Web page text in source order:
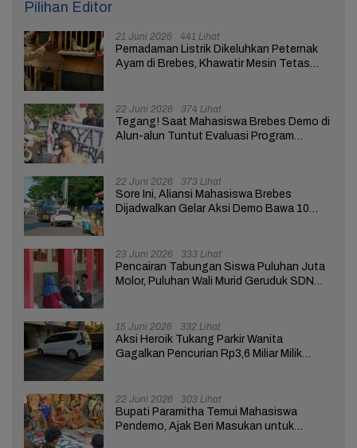
Pilihan Editor
21 Juni 2026 441 Lihat
Pemadaman Listrik Dikeluhkan Peternak
Ayam di Brebes, Khawatir Mesin Tetas
22 Juni 2026 374 Lihat
Tegang! Saat Mahasiswa Brebes Demo di
Alun-alun Tuntut Evaluasi Program
22 Juni 2026 373 Lihat
Sore Ini, Aliansi Mahasiswa Brebes
Dijadwalkan Gelar Aksi Demo Bawa 10
23 Juni 2026 333 Lihat
Pencairan Tabungan Siswa Puluhan Juta
Molor, Puluhan Wali Murid Geruduk SDN
15 Juni 2026 332 Lihat
Aksi Heroik Tukang Parkir Wanita
Gagalkan Pencurian Rp3,6 Miliar Milik
22 Juni 2026 303 Lihat
Bupati Paramitha Temui Mahasiswa
Pendemo, Ajak Beri Masukan untuk